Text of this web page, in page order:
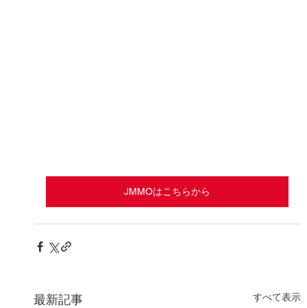
JMMOはこちらから
最新記事 すべて表示